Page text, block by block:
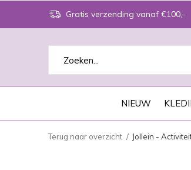
NIEUW
Gratis verzending vanaf €100,-
Terug naar overzicht Jollein -